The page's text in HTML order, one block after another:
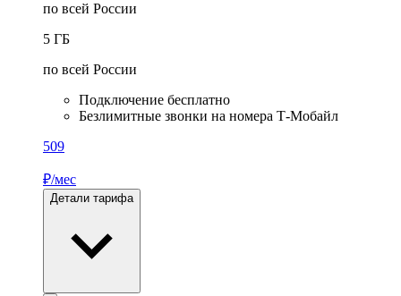
по всей России
5 ГБ
по всей России
Подключение бесплатно
Безлимитные звонки на номера Т‑Мобайл
509
₽/мес
Детали тарифа